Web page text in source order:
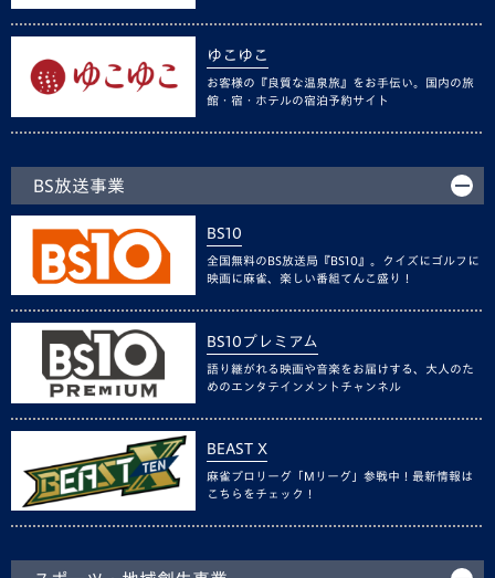
ゆこゆこ
お客様の『良質な温泉旅』をお手伝い。国内の旅
館・宿・ホテルの宿泊予約サイト
BS放送事業
BS10
全国無料のBS放送局『BS10』。クイズにゴルフに
映画に麻雀、楽しい番組てんこ盛り！
BS10プレミアム
語り継がれる映画や音楽をお届けする、大人のた
めのエンタテインメントチャンネル
BEAST X
麻雀プロリーグ「Mリーグ」参戦中！最新情報は
こちらをチェック！